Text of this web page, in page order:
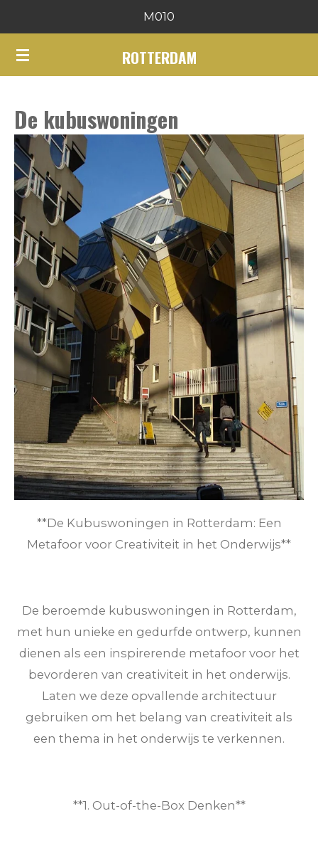
direct
naar
de
ROTTERDAM
M010
De kubuswoningen
**De Kubuswoningen in Rotterdam: Een
Metafoor voor Creativiteit in het Onderwijs**
De beroemde kubuswoningen in Rotterdam,
met hun unieke en gedurfde ontwerp, kunnen
dienen als een inspirerende metafoor voor het
bevorderen van creativiteit in het onderwijs.
Laten we deze opvallende architectuur
gebruiken om het belang van creativiteit als
een thema in het onderwijs te verkennen.
**1. Out-of-the-Box Denken**